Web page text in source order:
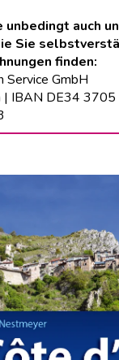
auch
Sie
finden:
Service GmbH
| IBAN DE34